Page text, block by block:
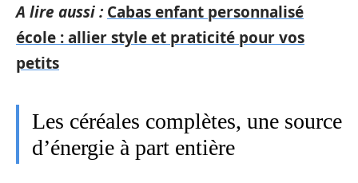
A lire aussi : Cabas enfant personnalisé
école : allier style et praticité pour vos
petits
Les céréales complètes, une source
d’énergie à part entière